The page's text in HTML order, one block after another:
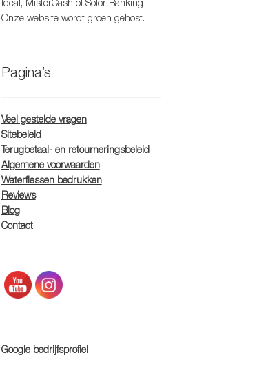
Ideal, MisterCash of SofortBanking
Onze website wordt groen gehost.
Pagina’s
Veel gestelde vragen
Sitebeleid
Terugbetaal- en retourneringsbeleid
Algemene voorwaarden
Waterflessen bedrukken
Reviews
Blog
Contact
Google bedrijfsprofiel